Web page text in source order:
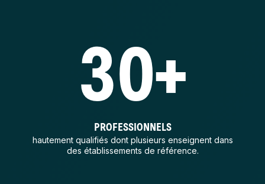
30+
PROFESSIONNELS
hautement qualifiés dont plusieurs enseignent dans
des établissements de référence.